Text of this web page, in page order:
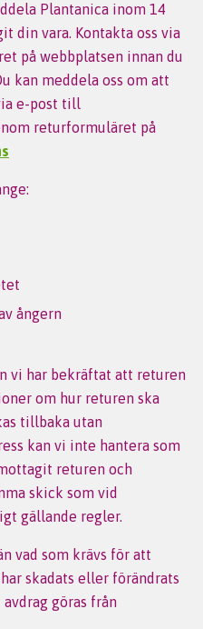
Plantanica inom 14
din vara. Kontakta oss via
på webbplatsen innan du
kan meddela oss om att
e-post till
returformuläret på
ångern
vi har bekräftat att returen
om hur returen ska
tillbaka utan
kan vi inte hantera som
returen och
skick som vid
gällande regler.
vad som krävs för att
skadats eller förändrats
göras från